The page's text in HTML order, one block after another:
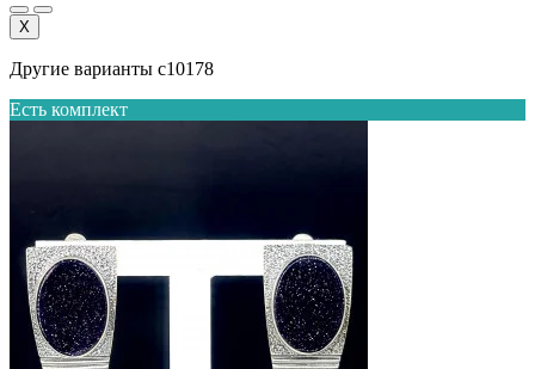
X
Другие варианты с10178
Есть комплект